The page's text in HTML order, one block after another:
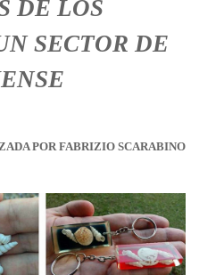
DE LOS
SECTOR DE
POR FABRIZIO SCARABINO